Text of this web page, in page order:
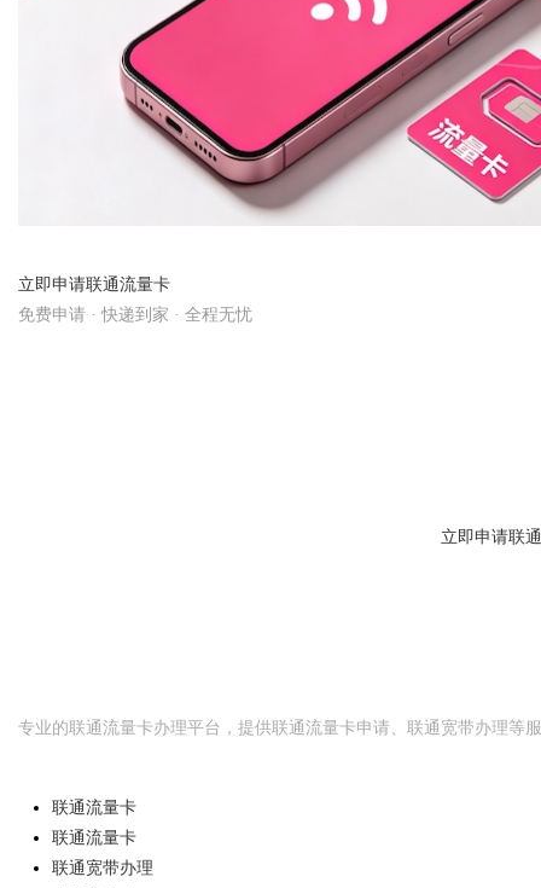
ar
立即申请联通流量卡
免费申请 · 快递到家 · 全程无忧
立即申请联
专业的联通流量卡办理平台，提供联通流量卡申请、联通宽带办理等
联通流量卡
联通流量卡
联通宽带办理